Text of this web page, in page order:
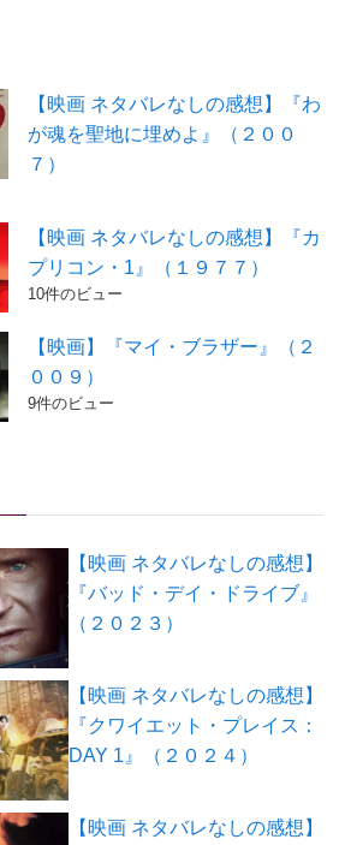
【映画 ネタバレなしの感想】『わ
が魂を聖地に埋めよ』（２００
７）
【映画 ネタバレなしの感想】『カ
プリコン・1』（１９７７）
10件のビュー
【映画】『マイ・ブラザー』（２
００９）
9件のビュー
【映画 ネタバレなしの感想】
『バッド・デイ・ドライブ』
（２０２３）
【映画 ネタバレなしの感想】
『クワイエット・プレイス：
DAY 1』（２０２４）
【映画 ネタバレなしの感想】